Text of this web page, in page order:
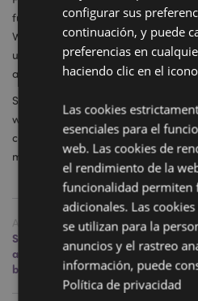
functionality, style, and the
Whether it’s the travel pillow,
upcoming Solar Pal, these
among your customers.
So, get your marmalade
welcome Paddington Bear to
collection. Place your orders now
magic as we head into an exciting
Anterior
Si te gustan las fotos de
animalitos adorables, ¡este es tu
blog!
configurar sus
continuación, y puede
preferencias en
haciendo clic en el
Las cookies
esenciales para el
web. Las cookies de
el rendimiento de la
funcionalidad permiten
adicionales. Las
se utilizan para la
anuncios y el rastreo
información, puede
Política de privacidad